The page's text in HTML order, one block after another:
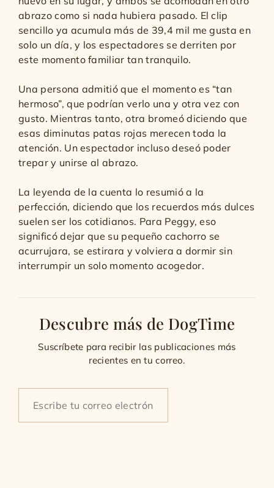
abrazo como si nada hubiera pasado. El clip
sencillo ya acumula más de 39,4 mil me gusta en
solo un día, y los espectadores se derriten por
este momento familiar tan tranquilo.
Una persona admitió que el momento es “tan
hermoso”, que podrían verlo una y otra vez con
gusto. Mientras tanto, otra bromeó diciendo que
esas diminutas patas rojas merecen toda la
atención. Un espectador incluso deseó poder
trepar y unirse al abrazo.
La leyenda de la cuenta lo resumió a la
perfección, diciendo que los recuerdos más dulces
suelen ser los cotidianos. Para Peggy, eso
significó dejar que su pequeño cachorro se
acurrujara, se estirara y volviera a dormir sin
interrumpir un solo momento acogedor.
Descubre más de DogTime
Suscríbete para recibir las publicaciones más
recientes en tu correo.
your
email…